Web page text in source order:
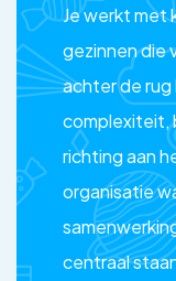
Je werkt met
gezinnen die
achter de rug
richting aan
organisatie
centraal